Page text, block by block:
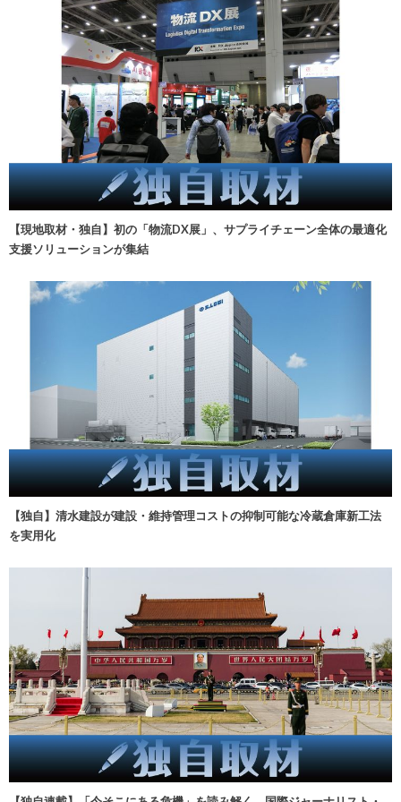
【現地取材・独自】初の「物流DX展」、サプライチェーン全体の最適化
支援ソリューションが集結
【独自】清水建設が建設・維持管理コストの抑制可能な冷蔵倉庫新工法
を実用化